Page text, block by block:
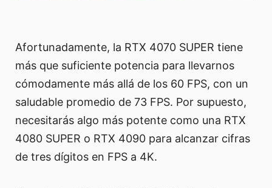
Afortunadamente, la RTX 4070 SUPER tiene
más que suficiente potencia para llevarnos
cómodamente más allá de los 60 FPS, con un
saludable promedio de 73 FPS. Por supuesto,
necesitarás algo más potente como una RTX
4080 SUPER o RTX 4090 para alcanzar cifras
de tres dígitos en FPS a 4K.